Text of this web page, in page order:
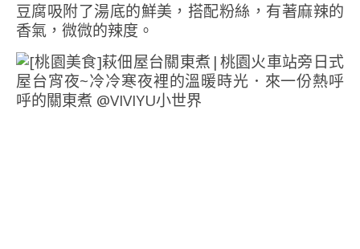
豆腐吸附了湯底的鮮美，搭配粉絲，有著麻辣的
香氣，微微的辣度。